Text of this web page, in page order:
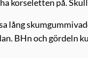
ha korseletten på.
lång
BHn och gördeln